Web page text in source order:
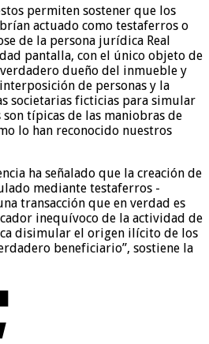
permiten sostener que los
actuado como testaferros o
de la persona jurídica Real
pantalla, con el único objeto de
dueño del inmueble y
de personas y la
societarias ficticias para simular
típicas de las maniobras de
lo han reconocido nuestros
ha señalado que la creación de
mediante testaferros -
transacción que en verdad es
inequívoco de la actividad de
disimular el origen ilícito de los
beneficiario”, sostiene la